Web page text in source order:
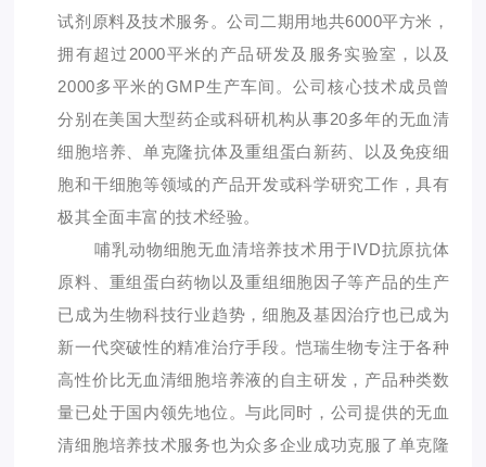
试剂原料及技术服务。公司二期用地共6000平方米，
拥有超过2000平米的产品研发及服务实验室，以及
2000多平米的GMP生产车间。公司核心技术成员曾
分别在美国大型药企或科研机构从事20多年的无血清
细胞培养、单克隆抗体及重组蛋白新药、以及免疫细
胞和干细胞等领域的产品开发或科学研究工作，具有
极其全面丰富的技术经验。
哺乳动物细胞无血清培养技术用于IVD抗原抗体
原料、重组蛋白药物以及重组细胞因子等产品的生产
已成为生物科技行业趋势，细胞及基因治疗也已成为
新一代突破性的精准治疗手段。恺瑞生物专注于各种
高性价比无血清细胞培养液的自主研发，产品种类数
量已处于国内领先地位。与此同时，公司提供的无血
清细胞培养技术服务也为众多企业成功克服了单克隆